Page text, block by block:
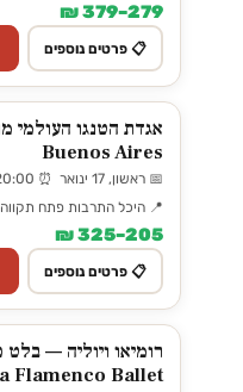
279–379 ₪
📋 פרטים נוספים
Buenos Aires
📅 ראשון, 17 ינואר ⏰ 20:00
📍 היכל התרבות פתח תקווה
205–325 ₪
📋 פרטים נוספים
רומיאו ויוליה —
Flamenco Ballet